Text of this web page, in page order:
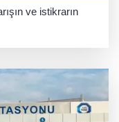
ve istikrarın